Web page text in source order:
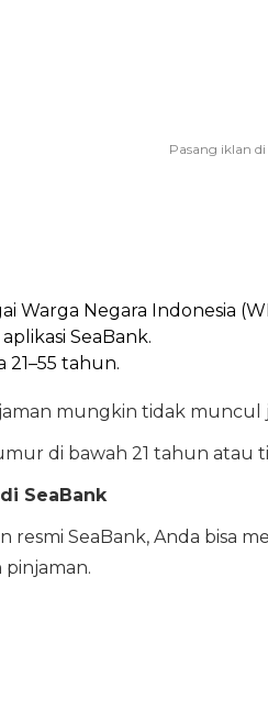
Warga Negara Indonesia
SeaBank.
21–55 tahun.
mungkin tidak muncul
di bawah 21 tahun atau
SeaBank
resmi SeaBank, Anda bisa